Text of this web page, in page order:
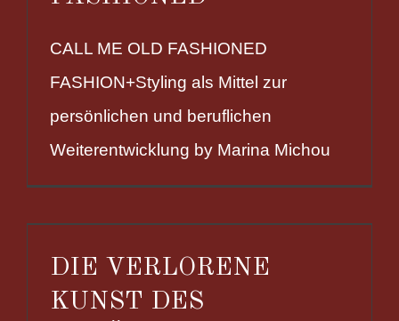
CALL ME OLD FASHIONED
FASHION+Styling als Mittel zur
persönlichen und beruflichen
Weiterentwicklung by Marina Michou
DIE VERLORENE
KUNST DES